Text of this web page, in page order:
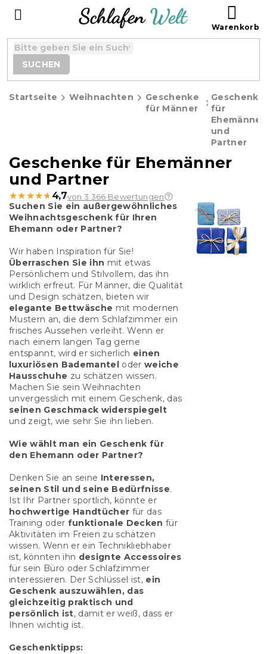
SUCHEN
Startseite Weihnachten
Geschenke
für Männer
Geschenke
für
Ehemänner
und
Partner
Geschenke für Ehemänner
und Partner
★★★★★
★★★★★ 4,7von 3 366 Bewertungen
Suchen Sie ein außergewöhnliches
Weihnachtsgeschenk für Ihren
Ehemann oder Partner?
Wir haben Inspiration für Sie!
Überraschen Sie ihn mit etwas
Persönlichem und Stilvollem, das ihn
wirklich erfreut. Für Männer, die Qualität
und Design schätzen, bieten wir
elegante Bettwäsche mit modernen
Mustern an, die dem Schlafzimmer ein
frisches Aussehen verleiht. Wenn er
nach einem langen Tag gerne
entspannt, wird er sicherlich einen
luxuriösen Bademantel
oder weiche
Hausschuhe zu schätzen wissen.
Machen Sie sein Weihnachten
unvergesslich mit einem Geschenk, das
seinen Geschmack widerspiegelt
und zeigt, wie sehr Sie ihn lieben.
Wie wählt man ein Geschenk für
den Ehemann oder Partner?
Denken Sie an seine Interessen,
seinen Stil und seine Bedürfnisse.
Ist Ihr Partner sportlich, könnte er
hochwertige Handtücher für das
Training oder funktionale Decken für
Aktivitäten im Freien zu schätzen
wissen. Wenn er ein Technikliebhaber
ist, könnten ihn designte Accessoires
für sein Büro oder Schlafzimmer
interessieren. Der Schlüssel ist, ein
Geschenk auszuwählen, das
gleichzeitig praktisch und
persönlich ist, damit er weiß, dass er
Ihnen wichtig ist.
Geschenktipps: